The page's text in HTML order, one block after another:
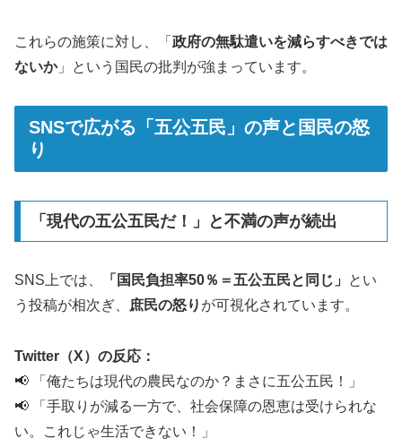
これらの施策に対し、「 政府の無駄遣いを減らすべきでは
ないか」という国民の批判が強まっています。
SNSで広がる「五公五民」の声と国民の怒
り
「現代の五公五民だ！」と不満の声が続出
SNS上では、 「国民負担率50％＝五公五民と同じ」
とい
う投稿が相次ぎ、
庶民の怒り が可視化されています。
Twitter（X）の反応：
📢 「俺たちは現代の農民なのか？まさに五公五民！」
📢 「手取りが減る一方で、社会保障の恩恵は受けられな
い。これじゃ生活できない！」